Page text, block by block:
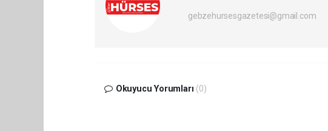
gebzehursesgazetesi@gmail.com
Okuyucu Yorumları (0)